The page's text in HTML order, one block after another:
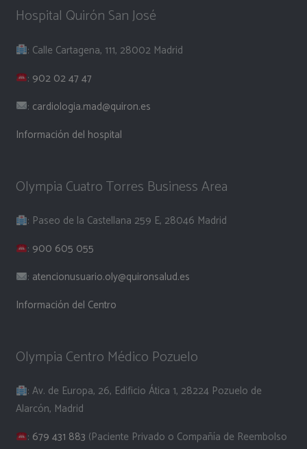
Hospital Quirón San José
: Calle Cartagena, 111, 28002 Madrid
: 902 02 47 47
: cardiologia.mad@quiron.es
Información del hospital
Olympia Cuatro Torres Business Area
: Paseo de la Castellana 259 E, 28046 Madrid
: 900 605 055
: atencionusuario.oly@quironsalud.es
Información del Centro
Olympia Centro Médico Pozuelo
: Av. de Europa, 26, Edificio Ática 1, 28224 Pozuelo de
Alarcón, Madrid
: 679 431 883 (Paciente Privado o Compañía de Reembolso